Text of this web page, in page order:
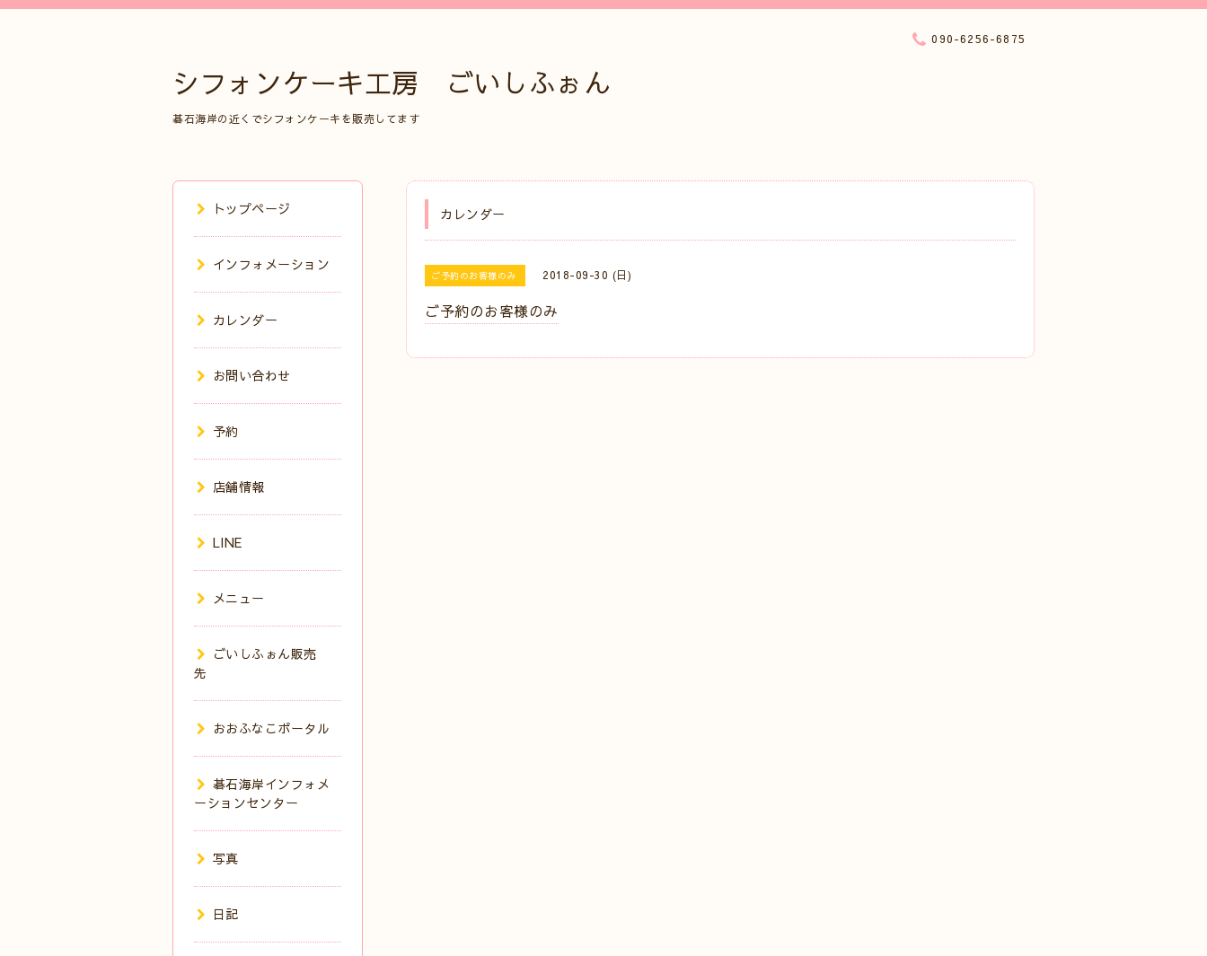
シフォンケーキ工房 ごいしふぉん
碁石海岸の近くでシフォンケーキを販売してます
090-6256-6875
カレンダー
ご予約のお客様のみ 2018-09-30 (日)
ご予約のお客様のみ
トップページ
インフォメーション
カレンダー
お問い合わせ
予約
店舗情報
LINE
メニュー
ごいしふぉん販売
先
おおふなこポータル
碁石海岸インフォメ
ーションセンター
写真
日記